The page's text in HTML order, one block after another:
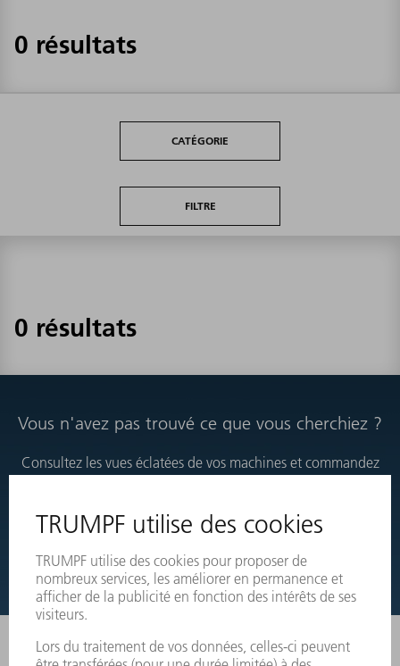
0 résultats
CATÉGORIE
FILTRE
0 résultats
Vous n'avez pas trouvé ce que vous cherchiez ?
Consultez les vues éclatées de vos machines et commandez
VUES ÉCLATÉES